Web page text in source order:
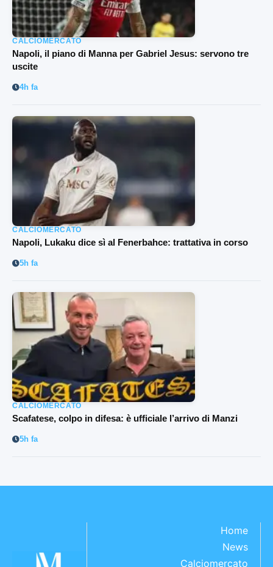
CALCIOMERCATO
Napoli, il piano di Manna per Gabriel Jesus: servono tre
uscite
4h fa
CALCIOMERCATO
Napoli, Lukaku dice sì al Fenerbahce: trattativa in corso
5h fa
CALCIOMERCATO
Scafatese, colpo in difesa: è ufficiale l’arrivo di Manzi
5h fa
Home
News
Calciomercato